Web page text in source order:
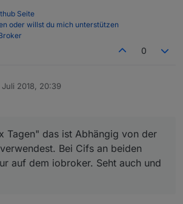
Seite
oder willst du mich unterstützen
0
Juli 2018, 20:39
von
Tagen" das ist Abhängig von der
Bei Cifs an beiden
auf dem iobroker. Seht auch und